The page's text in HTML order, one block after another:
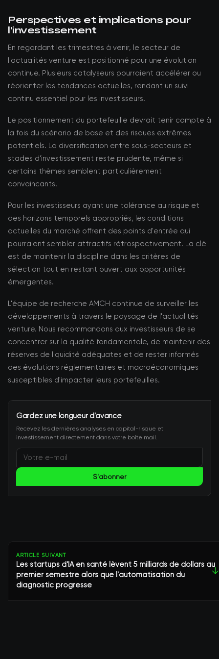
Perspectives et implications pour
l'investissement
En regardant les trimestres à venir, le secteur de
l'actualités venture est positionné pour une évolution
continue. Plusieurs catalyseurs pourraient accélérer ou
réorienter les tendances actuelles, rendant un suivi
continu essentiel pour les investisseurs.
Le positionnement du portefeuille devrait tenir compte à
la fois du scénario de base et des risques extrêmes
potentiels. La diversification entre sous-secteurs et
stades d'investissement reste prudente, même si
certains thèmes semblent particulièrement
convaincants.
Pour les investisseurs ayant une tolérance au risque et
des horizons temporels appropriés, les conditions
actuelles du marché offrent des points d'entrée qui
pourraient sembler attractifs rétrospectivement. La clé
est de maintenir la discipline dans les critères de
sélection tout en restant ouvert aux opportunités
émergentes.
L'équipe de recherche AMCH continue de surveiller les
développements à travers le paysage de l'actualités
venture. Nous recommandons aux investisseurs de se
concentrer sur la qualité fondamentale, de maintenir des
réserves de liquidité adéquates et de rester informés
des évolutions réglementaires et macroéconomiques
susceptibles d'impacter leurs portefeuilles.
Gardez une longueur d'avance
Recevez les dernières analyses en capital-risque et
investissement directement dans votre boîte mail.
S'abonner
ARTICLE SUIVANT
Les startups d'IA en santé lèvent 5 milliards de dollars au
premier semestre alors que l'automatisation du
diagnostic progresse
↓